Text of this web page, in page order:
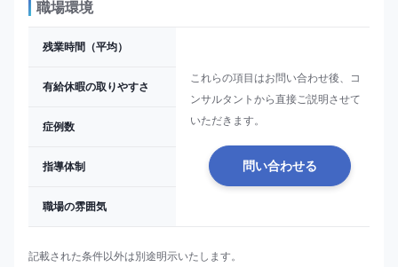
職場環境
残業時間（平均）
有給休暇の取りやすさ
症例数
指導体制
職場の雰囲気
これらの項目はお問い合わせ後、コ
ンサルタントから直接ご説明させて
いただきます。
問い合わせる
記載された条件以外は別途明示いたします。